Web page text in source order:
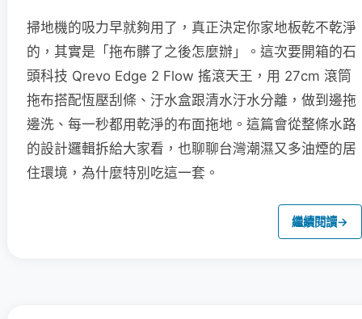
掃地機的吸力早就夠用了，真正決定你家地板乾不乾淨
的，其實是「拖布髒了之後怎麼辦」。這次要開箱的石
頭科技 Qrevo Edge 2 Flow 搖滾天王，用 27cm 滾筒
拖布搭配恆壓刮條、汙水盒跟清水汙水分離，做到邊拖
邊洗、每一秒都用乾淨的布面拖地。這篇會從整條水路
的設計邏輯拆給大家看，也聊聊台灣潮濕又多油煙的居
住環境，為什麼特別吃這一套。
繼續閱讀→